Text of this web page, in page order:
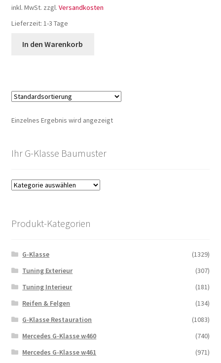
inkl. MwSt. zzgl. Versandkosten
Lieferzeit: 1-3 Tage
In den Warenkorb
Einzelnes Ergebnis wird angezeigt
Ihr G-Klasse Baumuster
Produkt-Kategorien
G-Klasse
(1329)
Tuning Exterieur
(307)
Tuning Interieur
(181)
Reifen & Felgen
(134)
G-Klasse Restauration
(1083)
Mercedes G-Klasse w460
(740)
Mercedes G-Klasse w461
(971)